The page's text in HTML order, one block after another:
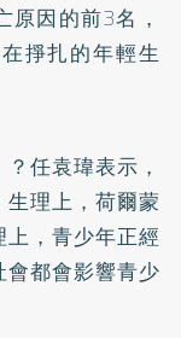
原因的前3名，
掙扎的年輕生
任袁瑋表示，
理上，荷爾蒙
，青少年正經
都會影響青少